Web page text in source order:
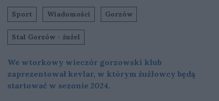
Sport Wiadomości Gorzów
Stal Gorzów - żużel
We wtorkowy wieczór gorzowski klub
zaprezentował kevlar, w którym żużlowcy będą
startować w sezonie 2024.